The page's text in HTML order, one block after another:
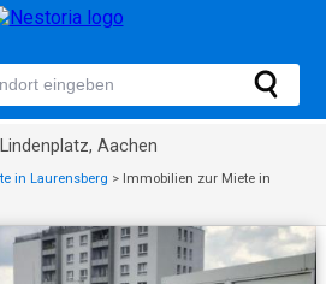
Aachen
in Laurensberg > Immobilien zur Miete in